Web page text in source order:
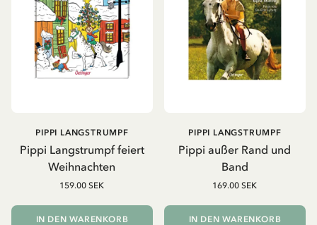
Pippi Langstrumpf feiert
Weihnachten
PIPPI LANGSTRUMPF
159.00 SEK
IN DEN WARENKORB
Pippi außer Rand und
Band
PIPPI LANGSTRUMPF
169.00 SEK
IN DEN WARENKORB